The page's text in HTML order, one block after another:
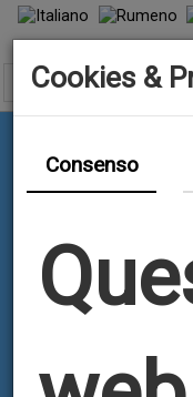
Cookies &
Consenso